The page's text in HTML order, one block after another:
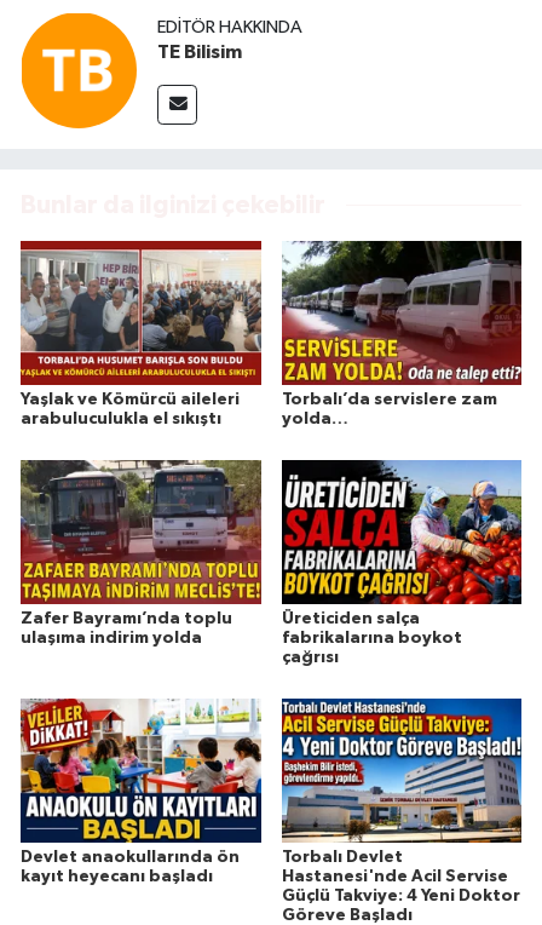
EDITÖR HAKKINDA
TE Bilisim
Yaşlak ve Kömürcü aileleri
arabuluculukla el sıkıştı
Torbalı’da servislere zam
yolda…
Zafer Bayramı’nda toplu
ulaşıma indirim yolda
Üreticiden salça
fabrikalarına boykot
çağrısı
Devlet anaokullarında ön
kayıt heyecanı başladı
Torbalı Devlet
Hastanesi'nde Acil Servise
Güçlü Takviye: 4 Yeni Doktor
Göreve Başladı